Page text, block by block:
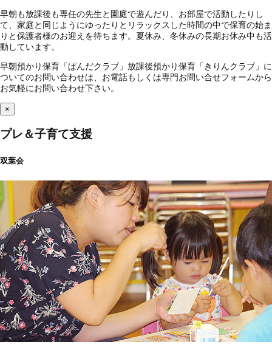
早朝も放課後も専任の先生と園庭で遊んだり、お部屋で活動したりし
て、家庭と同じようにゆったりとリラックスした時間の中で保育の始ま
りと保護者様のお迎えを待ちます。夏休み、冬休みの長期お休み中も活
動しています。
早朝預かり保育「ぱんだクラブ」放課後預かり保育「きりんクラブ」に
ついてのお問い合わせは、お電話もしくは専門お問い合せフォームから
お気軽にお問い合わせ下さい。
×
プレ＆子育て支援
双葉会